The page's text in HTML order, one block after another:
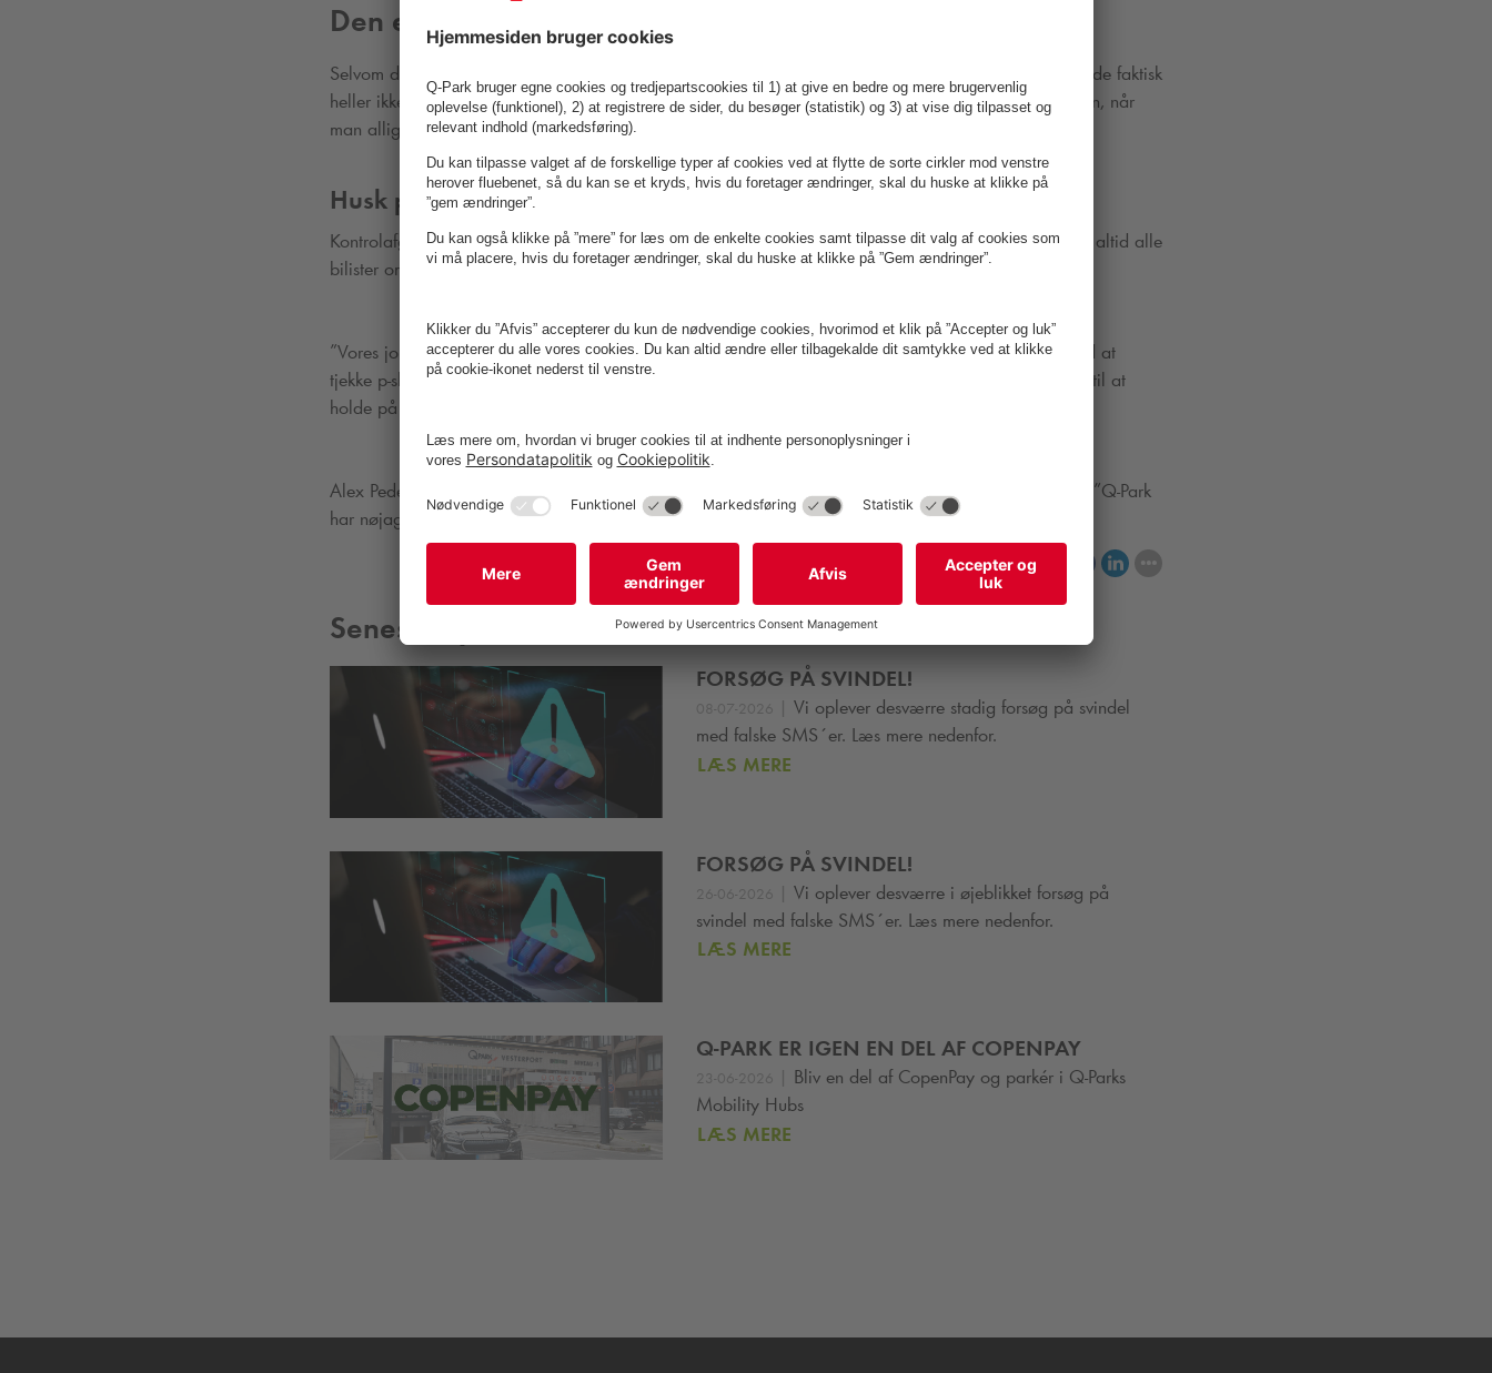
Den elektroniske p-skive er heller ikke altid med
Selvom de elektroniske p-skiver ofte er anskaffet som et værn mod kedelige beskeder i forruden, så er de faktisk
heller ikke nogen garanti. Mange af dem skal indstilles manuelt, så det er en god idé at tjekke p-skiven, når
man alligevel er i gang med uret.
Husk p-skiven på søndag!
Kontrolafgifter og p-bøder kommer sjældent som en glædelig overraskelse. Derfor minderQ-Parksom altid alle
bilister om at indstille bilens ur og den elektroniske p-skive.
”Vores job er at mindske misbruget af parkeringspladserne dér, hvor vi fører opsyn. Det kan vi kun ved at
tjekke p-skiverne. P-vagten har som regel kun p-skiven at forholde sig til for at tjekke, om en bil har ret til at
holde på p-pladsen” siger direktør hos
Alex Pedersen understreger, at skiftet til vintertid ikke betyder, atQ-Park har flere p-vagter på arbejde. ”Q-Park
har nøjagtig samme bemanding den 30. oktober som på alle andre søndage”.
Del
Seneste nyheder
FORSØG PÅ SVINDEL!
08-07-2026 | Vi oplever desværre stadig forsøg på svindel
med falske SMS´er. Læs mere nedenfor.
LÆS MERE
FORSØG PÅ SVINDEL!
26-06-2026 | Vi oplever desværre i øjeblikket forsøg på
svindel med falske SMS´er. Læs mere nedenfor.
LÆS MERE
Q-PARK ER IGEN EN DEL AF COPENPAY
23-06-2026 | Bliv en del af CopenPay og parkér i Q-Parks
Mobility Hubs
LÆS MERE